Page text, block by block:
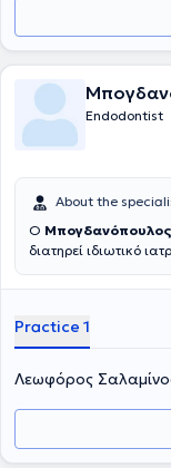
Endodontist
About the
Ο
διατηρεί ιδιωτικό
και στη συνέχεια
Πανεπιστήμιο της
στην Ενδοδοντολογία,
είναι η παλαιότερη
πληθώρα
εμπειρία σε
όπως επαναλήψεις
καθώς και μεγάλη
Practice 1
Λεωφόρος